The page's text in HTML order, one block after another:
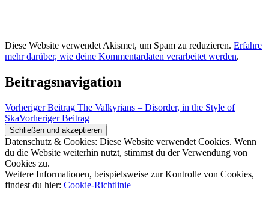
Diese Website verwendet Akismet, um Spam zu reduzieren. Erfahre
mehr darüber, wie deine Kommentardaten verarbeitet werden.
Beitragsnavigation
Vorheriger Beitrag The Valkyrians – Disorder, in the Style of
SkaVorheriger Beitrag
Datenschutz & Cookies: Diese Website verwendet Cookies. Wenn
du die Website weiterhin nutzt, stimmst du der Verwendung von
Cookies zu.
Weitere Informationen, beispielsweise zur Kontrolle von Cookies,
findest du hier: Cookie-Richtlinie